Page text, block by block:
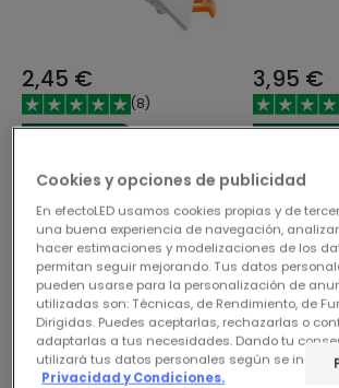
2,45 €
(8)
ESSENTIAL
Placa LED 6W Cuadrada
SuperSlim Corte 105x105
mm
En Stock, entrega en
24/48h
3,95 €
ESSENTIAL
Placa LED
SuperSlim
mm
En
24/48h
Cookies y opciones de publicidad
En efectoLED usamos cookies propias y de
una buena experiencia de navegación,
hacer estimaciones y modelizaciones de los
permitan seguir mejorando. Tus datos
pueden usarse para la personalización de
utilizadas son: Técnicas, de Rendimiento, de
Dirigidas. Puedes aceptarlas, rechazarlas o
adaptarlas a tus necesidades. Dando tu
utilizará tus datos personales según se indica
Privacidad y Condiciones.